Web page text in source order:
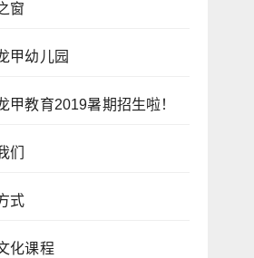
窗
甲幼儿园
甲教育2019暑期招生啦！
们
式
化课程